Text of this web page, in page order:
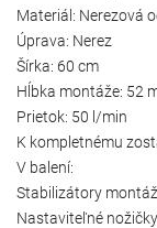
Materiál: Nerezová
Úprava: Nerez
Šírka: 60 cm
Hĺbka montáže: 52
Prietok: 50 l/min
K kompletnému
V balení:
Stabilizátory
Nastaviteľné nožičky